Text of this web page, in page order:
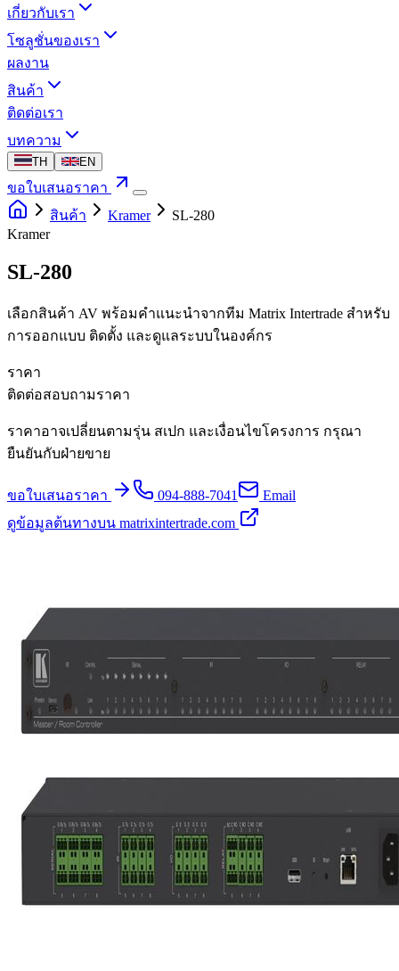
เกี่ยวกับเรา
โซลูชั่นของเรา
ผลงาน
สินค้า
ติดต่อเรา
บทความ
TH EN
ขอใบเสนอราคา
สินค้า
Kramer
SL-280
Kramer
SL-280
เลือกสินค้า AV พร้อมคำแนะนำจากทีม Matrix Intertrade สำหรับ
การออกแบบ ติดตั้ง และดูแลระบบในองค์กร
ราคา
ติดต่อสอบถามราคา
ราคาอาจเปลี่ยนตามรุ่น สเปก และเงื่อนไขโครงการ กรุณา
ยืนยันกับฝ่ายขาย
ขอใบเสนอราคา 094-888-7041
Email
ดูข้อมูลต้นทางบน matrixintertrade.com